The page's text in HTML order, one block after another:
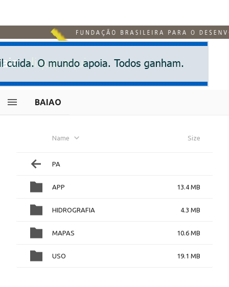
BAIAO
Name Size
PA
APP 13.4 MB
HIDROGRAFIA 4.3 MB
MAPAS 10.6 MB
USO 19.1 MB